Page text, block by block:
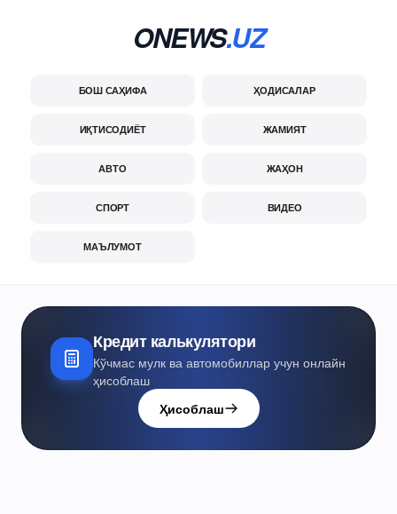
ONEWS.UZ
БОШ САҲИФА ҲОДИСАЛАР
ИҚТИСОДИЁТ ЖАМИЯТ
АВТО ЖАҲОН
СПОРТ ВИДЕО
МАЪЛУМОТ
Кредит калькулятори
Кўчмас мулк ва автомобиллар учун онлайн
ҳисоблаш
Ҳисоблаш